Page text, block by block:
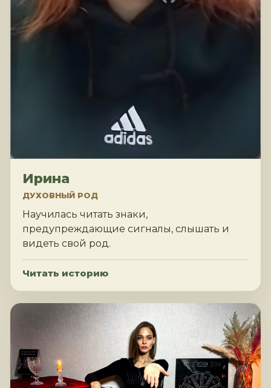
Ирина
ДУХОВНЫЙ РОД
Научилась читать знаки,
предупреждающие сигналы, слышать и
видеть свой род.
Читать историю